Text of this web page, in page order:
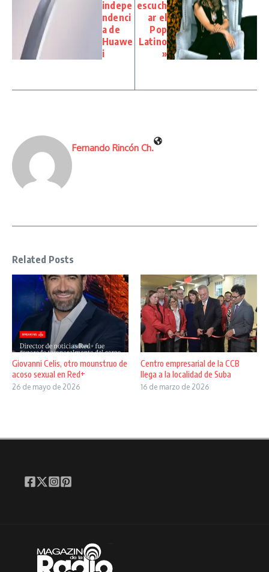
indepe
ndenci
a de
Huawe
i
escuch
ar el
Pop
Latino
»
Fernando Rincón Ch.
Related Posts
Giovanni Celis, otro mounstruo de
acoso sexual en Red+
26 de mayo de 2026
Centro empresarial de la CCB
llega a la localidad de Suba
16 de marzo de 2026